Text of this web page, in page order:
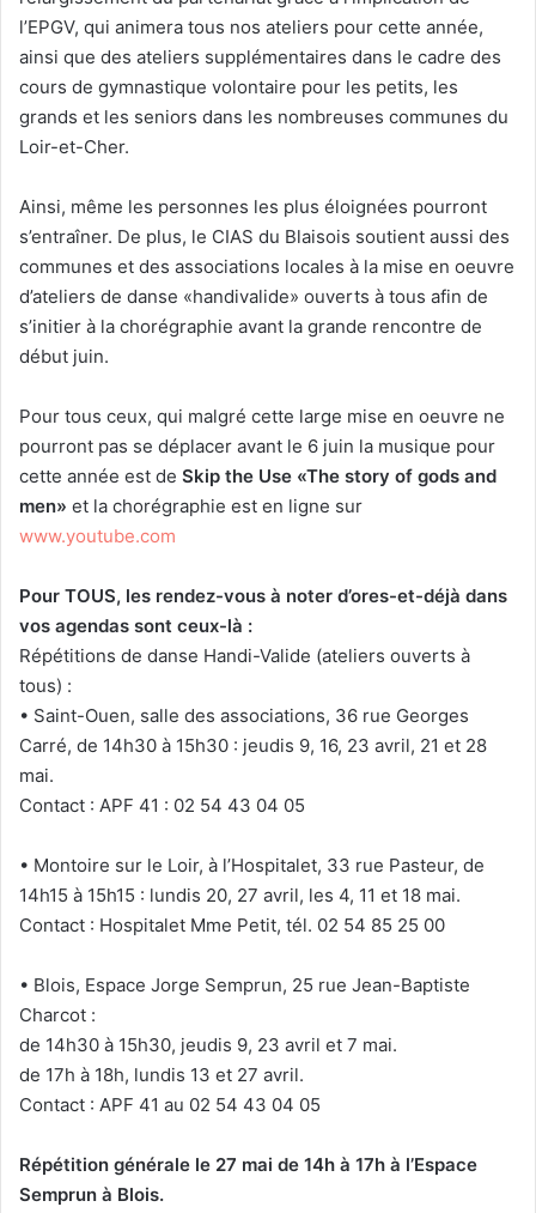
l’EPGV, qui animera tous nos ateliers pour cette année,
ainsi que des ateliers supplémentaires dans le cadre des
cours de gymnastique volontaire pour les petits, les
grands et les seniors dans les nombreuses communes du
Loir-et-Cher.
Ainsi, même les personnes les plus éloignées pourront
s’entraîner. De plus, le CIAS du Blaisois soutient aussi des
communes et des associations locales à la mise en oeuvre
d’ateliers de danse «handivalide» ouverts à tous afin de
s’initier à la chorégraphie avant la grande rencontre de
début juin.
Pour tous ceux, qui malgré cette large mise en oeuvre ne
pourront pas se déplacer avant le 6 juin la musique pour
cette année est de Skip the Use «The story of gods and
men» et la chorégraphie est en ligne sur
www.youtube.com
Pour TOUS, les rendez-vous à noter d’ores-et-déjà dans
vos agendas sont ceux-là :
Répétitions de danse Handi-Valide (ateliers ouverts à
tous) :
• Saint-Ouen, salle des associations, 36 rue Georges
Carré, de 14h30 à 15h30 : jeudis 9, 16, 23 avril, 21 et 28
mai.
Contact : APF 41 : 02 54 43 04 05
• Montoire sur le Loir, à l’Hospitalet, 33 rue Pasteur, de
14h15 à 15h15 : lundis 20, 27 avril, les 4, 11 et 18 mai.
Contact : Hospitalet Mme Petit, tél. 02 54 85 25 00
• Blois, Espace Jorge Semprun, 25 rue Jean-Baptiste
Charcot :
de 14h30 à 15h30, jeudis 9, 23 avril et 7 mai.
de 17h à 18h, lundis 13 et 27 avril.
Contact : APF 41 au 02 54 43 04 05
Répétition générale le 27 mai de 14h à 17h à l’Espace
Semprun à Blois.